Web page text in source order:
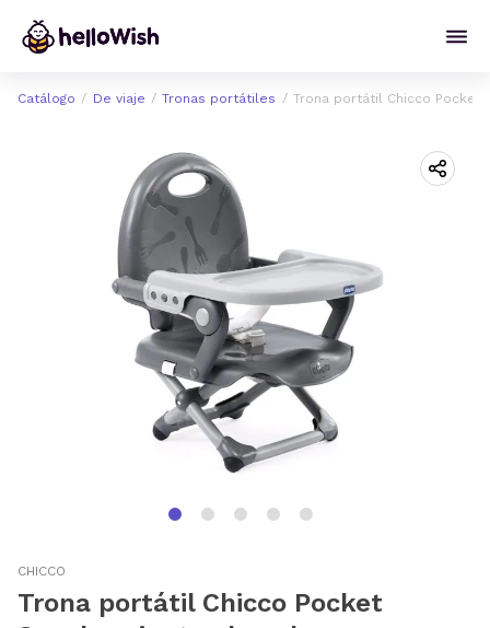
Catálogo De viaje Tronas portátiles Trona portátil Chicco Pocket
CHICCO
Trona portátil Chicco Pocket